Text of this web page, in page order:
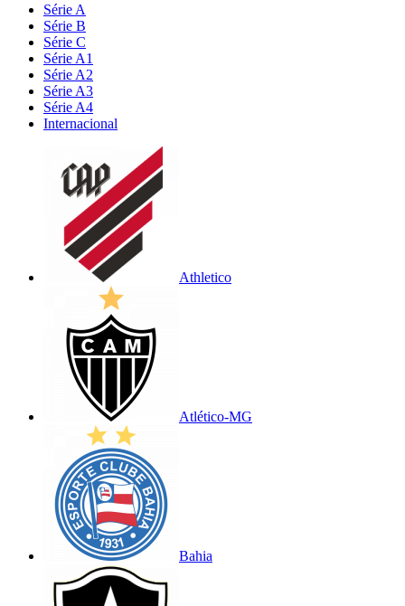
Série A
Série B
Série C
Série A1
Série A2
Série A3
Série A4
Internacional
Athletico
Atlético-MG
Bahia